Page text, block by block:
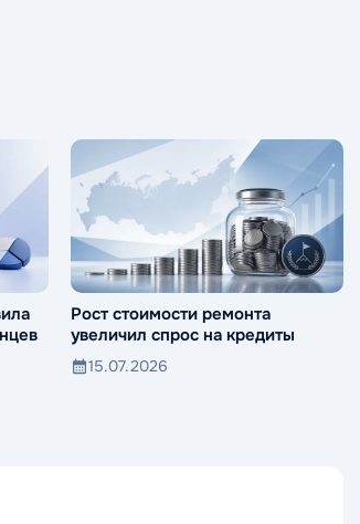
Рост стоимости ремонта
увеличил спрос на кредиты
15.07.2026